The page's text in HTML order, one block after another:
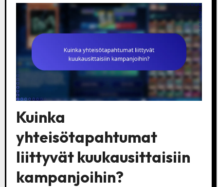
Kuinka
yhteisötapahtumat
liittyvät kuukausittaisiin
kampanjoihin?